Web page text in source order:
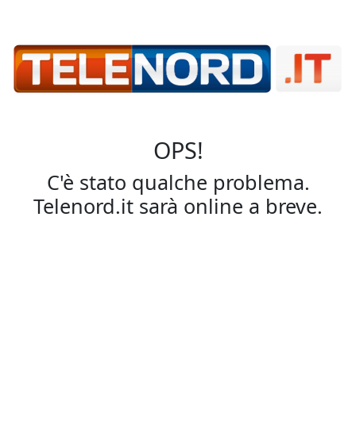
OPS!
C'è stato qualche problema.
Telenord.it sarà online a breve.